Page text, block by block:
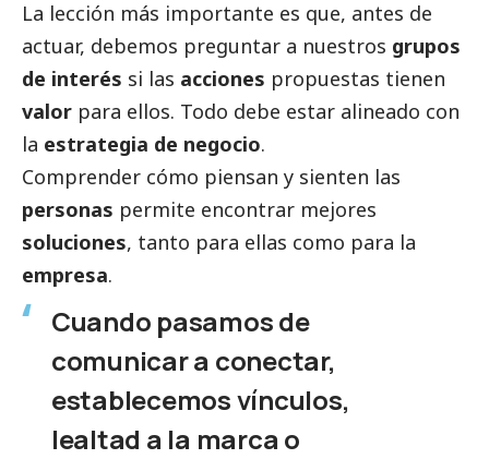
La lección más importante es que, antes de
actuar, debemos preguntar a nuestros grupos
de interés si las acciones propuestas tienen
valor para ellos. Todo debe estar alineado con
la estrategia de negocio.
Comprender cómo piensan y sienten las
personas permite encontrar mejores
soluciones, tanto para ellas como para la
empresa.
Cuando pasamos de
comunicar a conectar,
establecemos vínculos,
lealtad a la marca o